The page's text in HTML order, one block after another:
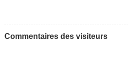
Commentaires des visiteurs